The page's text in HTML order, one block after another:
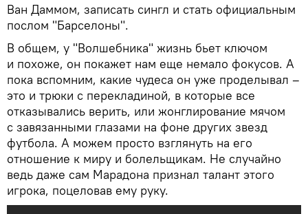
Ван Даммом, записать сингл и стать официальным
послом "Барселоны".
В общем, у "Волшебника" жизнь бьет ключом
и похоже, он покажет нам еще немало фокусов. А
пока вспомним, какие чудеса он уже проделывал –
это и трюки с перекладиной, в которые все
отказывались верить, или жонглирование мячом
с завязанными глазами на фоне других звезд
футбола. А можем просто взглянуть на его
отношение к миру и болельщикам. Не случайно
ведь даже сам Марадона признал талант этого
игрока, поцеловав ему руку.